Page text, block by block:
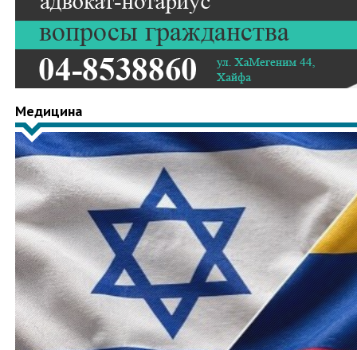
Медицина